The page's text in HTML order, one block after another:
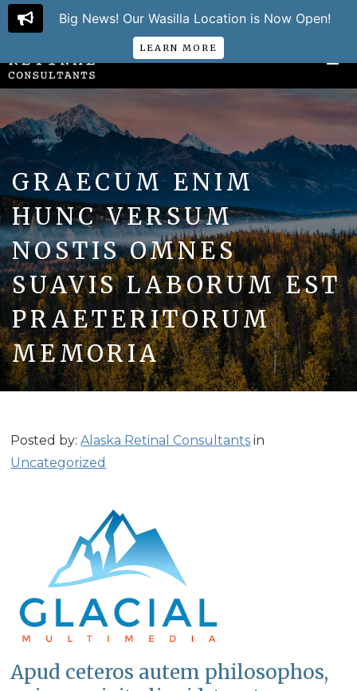
907.561.1530 PAY MY BILL
GRAECUM ENIM
HUNC VERSUM
NOSTIS OMNES
SUAVIS LABORUM EST
PRAETERITORUM
MEMORIA
Posted by:Alaska Retinal Consultants in
Uncategorized
Apud ceteros autem philosophos,
Big News! Our Wasilla Location is Now Open!
LEARN MORE